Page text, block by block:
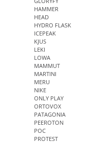
HAMMER
HEAD
HYDRO FLASK
ICEPEAK
KJUS
LEKI
LOWA
MAMMUT
MARTINI
MERU
NIKE
ONLY PLAY
ORTOVOX
PATAGONIA
PEEROTON
POC
PROTEST